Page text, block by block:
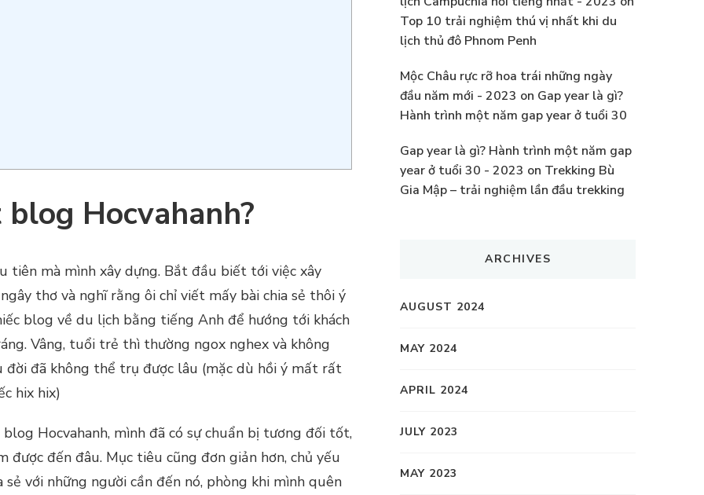
Hocvahanh?
tiên mà mình xây dựng. Bắt đầu biết tới việc xây
thơ và nghĩ rằng ôi chỉ viết mấy bài chia sẻ thôi ý
blog về du lịch bằng tiếng Anh để hướng tới khách
Vâng, tuổi trẻ thì thường ngox nghex và không
đã không thể trụ được lâu (mặc dù hồi ý mất rất
hix hix)
Hocvahanh, mình đã có sự chuẩn bị tương đối tốt,
đến đâu. Mục tiêu cũng đơn giản hơn, chủ yếu
với những người cần đến nó, phòng khi mình quên
Top 10 trải nghiệm thú vị nhất khi du
lịch thủ đô Phnom Penh
Mộc Châu rực rỡ hoa trái những ngày
đầu năm mới - 2023 on Gap year là gì?
Hành trình một năm gap year ở tuổi 30
Gap year là gì? Hành trình một năm gap
year ở tuổi 30 - 2023 on Trekking Bù
Gia Mập – trải nghiệm lần đầu trekking
ARCHIVES
AUGUST 2024
MAY 2024
APRIL 2024
JULY 2023
MAY 2023